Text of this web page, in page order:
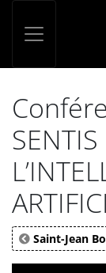
Saint-Jean
Panneau de